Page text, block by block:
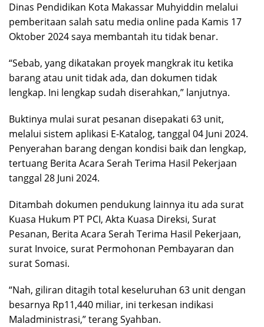
Dinas Pendidikan Kota Makassar Muhyiddin melalui
pemberitaan salah satu media online pada Kamis 17
Oktober 2024 saya membantah itu tidak benar.
“Sebab, yang dikatakan proyek mangkrak itu ketika
barang atau unit tidak ada, dan dokumen tidak
lengkap. Ini lengkap sudah diserahkan,” lanjutnya.
Buktinya mulai surat pesanan disepakati 63 unit,
melalui sistem aplikasi E-Katalog, tanggal 04 Juni 2024.
Penyerahan barang dengan kondisi baik dan lengkap,
tertuang Berita Acara Serah Terima Hasil Pekerjaan
tanggal 28 Juni 2024.
Ditambah dokumen pendukung lainnya itu ada surat
Kuasa Hukum PT PCI, Akta Kuasa Direksi, Surat
Pesanan, Berita Acara Serah Terima Hasil Pekerjaan,
surat Invoice, surat Permohonan Pembayaran dan
surat Somasi.
“Nah, giliran ditagih total keseluruhan 63 unit dengan
besarnya Rp11,440 miliar, ini terkesan indikasi
Maladministrasi,” terang Syahban.